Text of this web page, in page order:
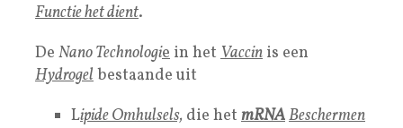
Functie het dient.
De Nano Technologie in het Vaccin is een
Hydrogelbestaande uit
Lipide Omhulsels, die het mRNABeschermen